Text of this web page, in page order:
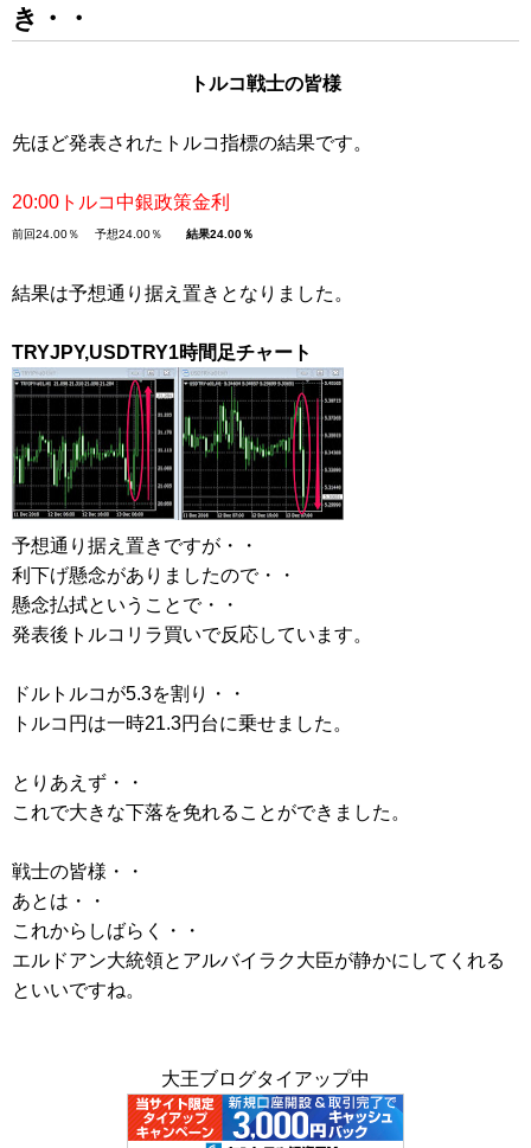
き・・
トルコ戦士の皆様
先ほど発表されたトルコ指標の結果です。
20:00トルコ中銀政策金利
前回24.00％ 予想24.00％ 結果24.00％
結果は予想通り据え置きとなりました。
TRYJPY,USDTRY1時間足チャート
予想通り据え置きですが・・
利下げ懸念がありましたので・・
懸念払拭ということで・・
発表後トルコリラ買いで反応しています。
ドルトルコが5.3を割り・・
トルコ円は一時21.3円台に乗せました。
とりあえず・・
これで大きな下落を免れることができました。
戦士の皆様・・
あとは・・
これからしばらく・・
エルドアン大統領とアルバイラク大臣が静かにしてくれる
といいですね。
大王ブログタイアップ中